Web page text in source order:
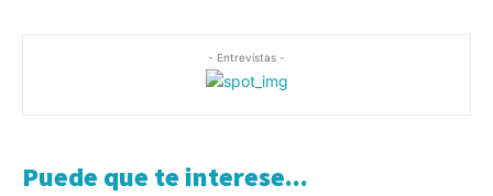
- Entrevistas -
Puede que te interese...